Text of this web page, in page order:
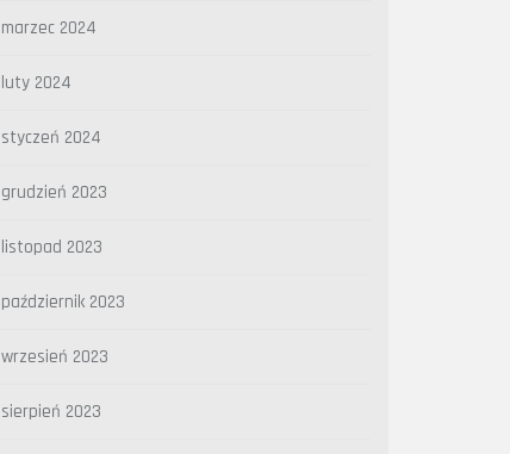
marzec 2024
luty 2024
styczeń 2024
grudzień 2023
listopad 2023
październik 2023
wrzesień 2023
sierpień 2023